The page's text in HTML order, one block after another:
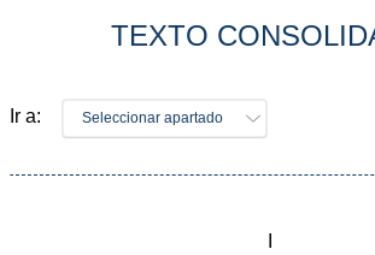
TEXTO
Ir a: Seleccionar apartado